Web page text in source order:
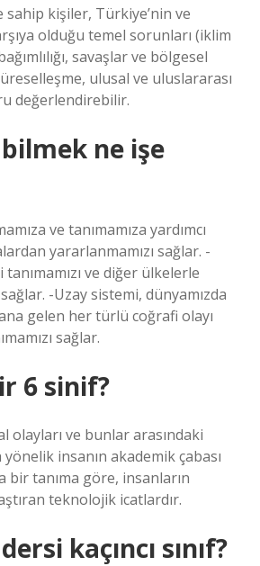
kişiler, Türkiye’nin ve
olduğu temel sorunları (iklim
savaşlar ve bölgesel
ulusal ve uluslararası
değerlendirebilir.
ne işe
ve tanımamıza yardımcı
yararlanmamızı sağlar. -
tanımamızı ve diğer ülkelerle
sağlar. -Uzay sistemi, dünyamızda
gelen her türlü coğrafi olayı
sağlar.
6 sinif?
olayları ve bunlar arasındaki
insanın akademik çabası
bir tanıma göre, insanların
teknolojik icatlardır.
kaçıncı sınıf?